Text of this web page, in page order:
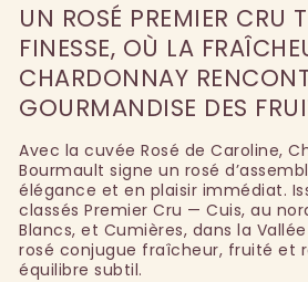
UN ROSÉ PREMIER CRU
FINESSE, OÙ LA
CHARDONNAY
GOURMANDISE DES
Avec la cuvée Rosé de Caroline,
Bourmault signe un rosé
élégance et en plaisir immédiat.
classés Premier Cru — Cuis, au
Blancs, et Cumières, dans la
rosé conjugue fraîcheur, fruité et
équilibre subtil.